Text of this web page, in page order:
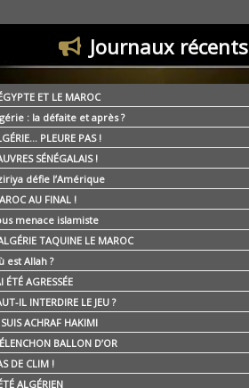
Journaux récents
ET LE MAROC
: la défaite et après ?
PLEURE PAS !
SÉNÉGALAIS !
défie l’Amérique
AU FINAL !
menace islamiste
TAQUINE LE MAROC
est Allah ?
ÉTÉ AGRESSÉE
IL INTERDIRE LE JEU ?
SUIS ACHRAF HAKIMI
BALLON D’OR
DE CLIM !
ALGÉRIEN